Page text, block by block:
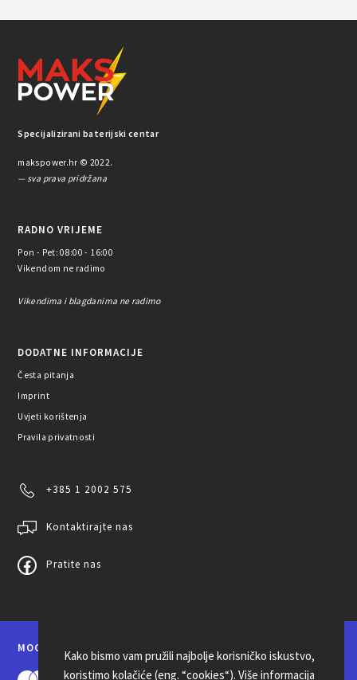
Kako bismo vam pružili najbolje korisničko iskustvo,
koristimo kolačiće (eng. “cookies“). Više informacija
Specijalizirani baterijski centar
makspower.hr © 2022.
— sva prava pridržana
RADNO VRIJEME
Pon - Pet: 08:00 - 16:00
Vikendom ne radimo
Vikendima i blagdanima ne radimo
DODATNE INFORMACIJE
Česta pitanja
Imprint
Uvjeti korištenja
Pravila privatnosti
+385 1 2002 575
Kontaktirajte nas
Pratite nas
MOGUĆNOSTI PLAĆANJA